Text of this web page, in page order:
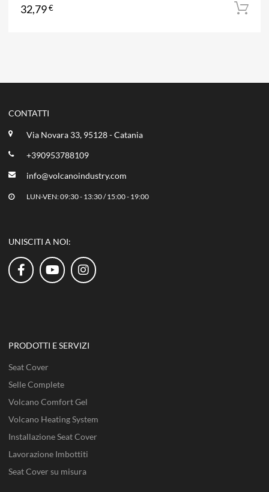
32,79€
CONTATTI
Via Novara 33, 95128 - Catania
+390953788109
info@volcanoindustry.com
LUN-VEN: 09:30 - 13:30 / 15:00 - 19:00
UNISCITI A NOI:
PRODOTTI E SERVIZI
Seat Cover
Selle Complete
Volcano Comfort Gel
Volcano Heating System
Installazione Seat Cover
Lavorazione Imbottiti
Seat Cover su misura